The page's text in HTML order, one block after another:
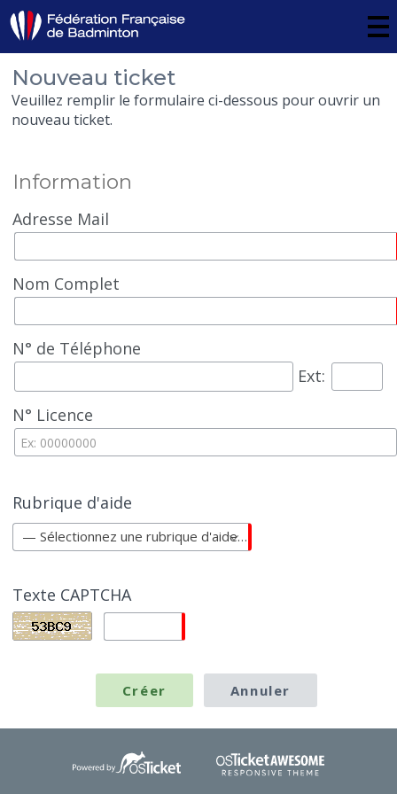
Nouveau ticket
Veuillez remplir le formulaire ci-dessous pour ouvrir un
nouveau ticket.
Information
Adresse Mail
Nom Complet
N° de Téléphone
Ext:
N° Licence
Rubrique d'aide
— Sélectionnez une rubrique d'aide—
Texte CAPTCHA